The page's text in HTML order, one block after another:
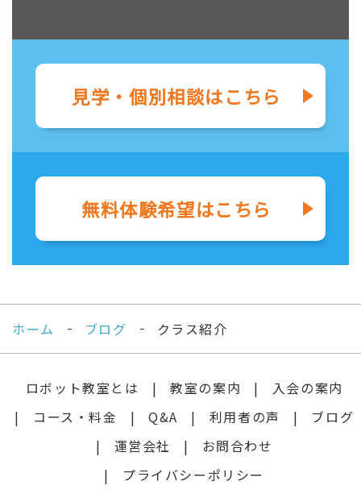
見学・個別相談はこちら
無料体験希望はこちら
ホーム ブログ クラス紹介
ロボット教室とは 教室の案内
入会の案内
コース・料金
Q&A 利用者の声
ブログ
運営会社
お問合わせ
プライバシーポリシー